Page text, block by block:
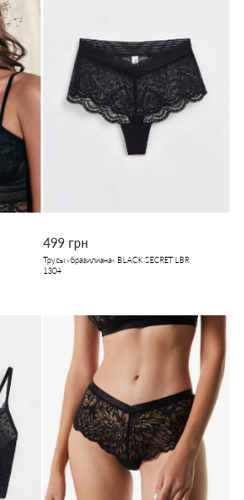
499 грн
Трусы «бразилиана» BLACK SECRET LBR
1304